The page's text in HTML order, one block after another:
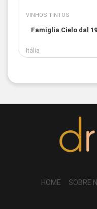
VINHOS TINTOS
Famiglia Cielo dal
Itália
HOME SOBRE